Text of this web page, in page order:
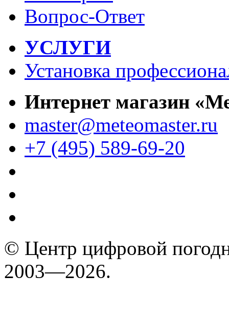
Вопрос-Ответ
УСЛУГИ
Установка
Интернет магазин
master@meteomaster.ru
+7 (495) 589-69-20
© Центр цифровой
2003—2026.